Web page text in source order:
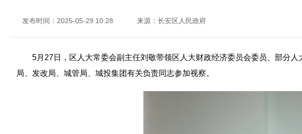
发布时间：2025-05-29 10:28 来源：长安区人民政府
5月27日，区人大常委会副主任刘敬带领区人大财政经济委员会委员、部分
局、发改局、城管局、城投集团有关负责同志参加视察。